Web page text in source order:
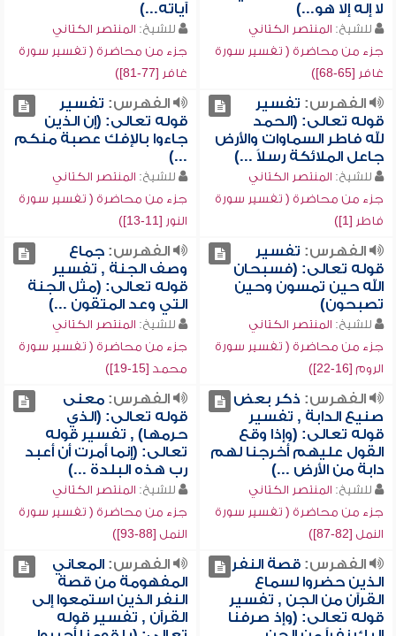
لا إله إلا هو...)
للشيخ: المنتصر الكتاني
جزء من محاضرة ( تفسير سورة
غافر [65-68])
آياته...)
للشيخ: المنتصر الكتاني
جزء من محاضرة ( تفسير سورة
غافر [77-81])
الفهرس: تفسير
قوله تعالى: (الحمد
لله فاطر السماوات والأرض
جاعل الملائكة رسلاً ...)
للشيخ: المنتصر الكتاني
جزء من محاضرة ( تفسير سورة
فاطر [1])
الفهرس: تفسير
قوله تعالى: (إن الذين
جاءوا بالإفك عصبة منكم
...)
للشيخ: المنتصر الكتاني
جزء من محاضرة ( تفسير سورة
النور [11-13])
الفهرس: تفسير
قوله تعالى: (فسبحان
الله حين تمسون وحين
تصبحون)
للشيخ: المنتصر الكتاني
جزء من محاضرة ( تفسير سورة
الروم [16-22])
الفهرس:جماع
وصف الجنة , تفسير
قوله تعالى: (مثل الجنة
التي وعد المتقون ...)
للشيخ: المنتصر الكتاني
جزء من محاضرة ( تفسير سورة
محمد [15-19])
الفهرس: ذكر بعض
صنيع الدابة , تفسير
قوله تعالى: (وإذا وقع
القول عليهم أخرجنا لهم
دابة من الأرض ...)
للشيخ: المنتصر الكتاني
جزء من محاضرة ( تفسير سورة
النمل [82-87])
الفهرس:معنى
قوله تعالى: (الذي
حرمها) , تفسير قوله
تعالى: (إنما أمرت أن أعبد
رب هذه البلدة ...)
للشيخ: المنتصر الكتاني
جزء من محاضرة ( تفسير سورة
النمل [88-93])
الفهرس:قصة النفر
الذين حضروا لسماع
القرآن من الجن , تفسير
قوله تعالى: (وإذ صرفنا
الفهرس:المعاني
المفهومة من قصة
النفر الذين استمعوا إلى
القرآن , تفسير قوله